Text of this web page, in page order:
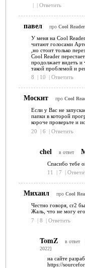
| | Ответить
павел про Cool
У меня на Cool
читают голосами
,но стоит только
Cool Reader
продолжает видеть и
такой проблемой и
8
10 Ответить
Москит про Cool
Если у Вас не
папки в которой
короче проверьте и
20
| 6 | Ответить
chel в ответ
Спасибо тебе
11
7
Михаил про Cool
Честно говоря, cr2
Жаль, что не могу
7
| 8 | Ответить
TomZ в ответ
2022]
на сайте
https://